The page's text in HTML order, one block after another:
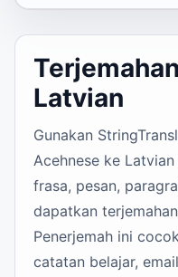
Latvian
Gunakan
Acehnese ke
frasa, pesan,
dapatkan
Penerjemah ini
catatan belajar,